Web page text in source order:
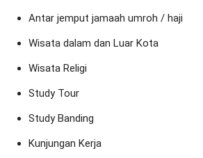
Antar jemput jamaah umroh / haji
Wisata dalam dan Luar Kota
Wisata Religi
Study Tour
Study Banding
Kunjungan Kerja